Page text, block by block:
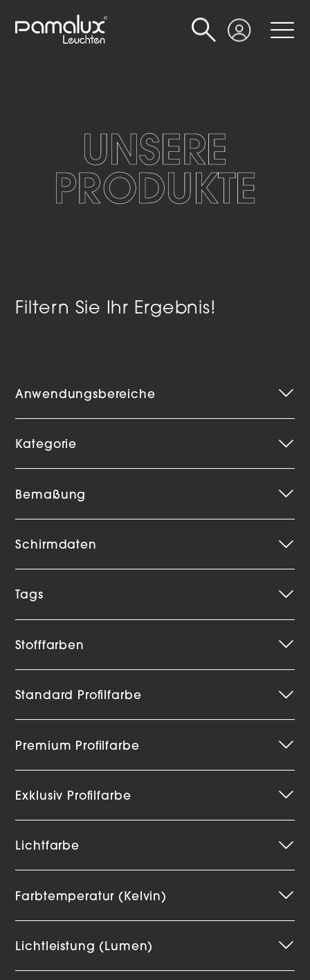
Login
Suche
UNSERE
PRODUKTE
Filtern Sie Ihr Ergebnis!
Anwendungsbereiche
Kategorie
Bemaßung
Schirmdaten
Tags
Stofffarben
Standard Profilfarbe
Premium Profilfarbe
Exklusiv Profilfarbe
Lichtfarbe
Farbtemperatur (Kelvin)
Lichtleistung (Lumen)